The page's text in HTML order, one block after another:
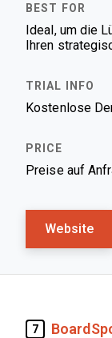
Ideal, um die
Ihren
Kostenlose
Preise auf
Website
7